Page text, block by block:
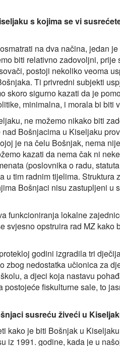
s kojima se vi
na dva načina, jedan
biti relativno zadovoljni, prije
postoji nekoliko veoma
Ti privredni subjekti
skoro sigurno kazati da je
minimalna, i morala bi biti
ne možemo nikako biti
Bošnjacima u Kiseljaku
je na čelu Bošnjak, nema
kazati da nema čak ni
(poslovnika o radu,
tim radnim tijelima. Struktura
Bošnjaci nisu zastupljeni u
funkcioniranja lokalne
svjesno opstruira rad MZ kako
godini izgradila tri
zbog nedostatka učionica za
a djeci koja nastavu
fiskulturne sale, to
susreću živeći u
kako je biti Bošnjak u
iz 1991. godine, kada je u